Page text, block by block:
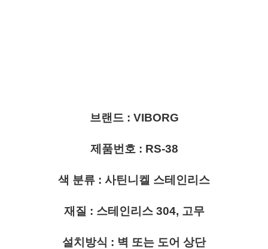
브랜드 : VIBORG
제품번호 : RS-38
색 분류 : 사틴니켈 스테인리스
재질 : 스테인리스 304, 고무
설치방식 : 벽 또는 도어 상단